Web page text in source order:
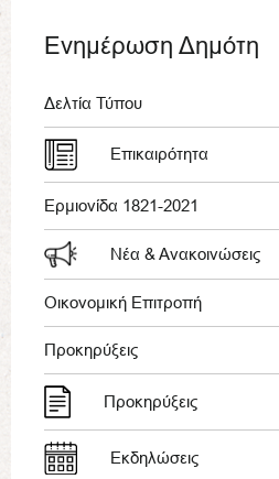
Ενημέρωση Δημότη
Δελτία Τύπου
Επικαιρότητα
Ερμιονίδα 1821-2021
Νέα & Ανακοινώσεις
Οικονομική Επιτροπή
Προκηρύξεις
Προκηρύξεις
Εκδηλώσεις